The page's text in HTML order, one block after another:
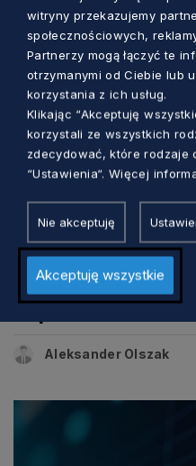
GOSPODARKA
Infrastruktura
Aleksander Olszak
witryny przekazujemy
społecznościowych,
Partnerzy mogą łączyć te
otrzymanymi od Ciebie lub
korzystania z ich usług.
Klikając “Akceptuję
korzystali ze wszystkich
zdecydować, które rodzaje
“Ustawienia“. Więcej
Nie akceptuję
Akceptuję wszystkie